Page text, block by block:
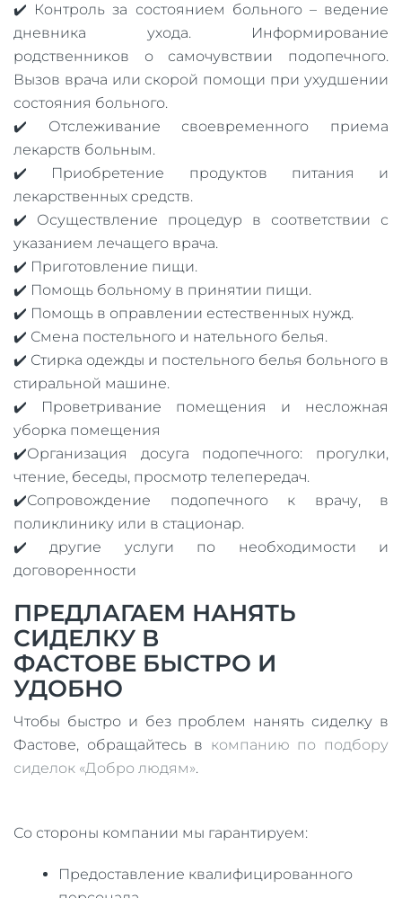
✔️ Контроль за состоянием больного – ведение
дневника ухода. Информирование
родственников о самочувствии подопечного.
Вызов врача или скорой помощи при ухудшении
состояния больного.
✔️ Отслеживание своевременного приема
лекарств больным.
✔️ Приобретение продуктов питания и
лекарственных средств.
✔️ Осуществление процедур в соответствии с
указанием лечащего врача.
✔️ Приготовление пищи.
✔️ Помощь больному в принятии пищи.
✔️ Помощь в оправлении естественных нужд.
✔️ Смена постельного и нательного белья.
✔️ Стирка одежды и постельного белья больного в
стиральной машине.
✔️ Проветривание помещения и несложная
уборка помещения
✔️Организация досуга подопечного: прогулки,
чтение, беседы, просмотр телепередач.
✔️Сопровождение подопечного к врачу, в
поликлинику или в стационар.
✔️ другие услуги по необходимости и
договоренности
ПРЕДЛАГАЕМ НАНЯТЬ
СИДЕЛКУ В
ФАСТОВЕ БЫСТРО И
УДОБНО
Чтобы быстро и без проблем нанять сиделку в
Фастове, обращайтесь в компанию по подбору
сиделок «Добро людям».
Со стороны компании мы гарантируем:
Предоставление квалифицированного